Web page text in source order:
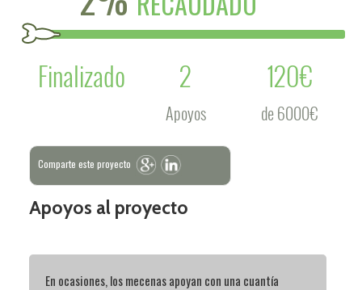
Finalizado
2
Apoyos
120€
de 6000€
Comparte este proyecto
Apoyos al proyecto
En ocasiones, los mecenas apoyan con una cuantía